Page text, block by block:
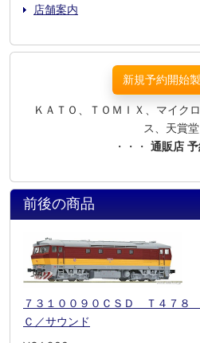
店舗案内
新規予約開始
ＫＡＴＯ、ＴＯＭＩＸ、マイク
ス、天賞
・・・ 通販店
前後の商品
７３１００９０ＣＳＤ Ｔ４７
Ｃ／サウンド